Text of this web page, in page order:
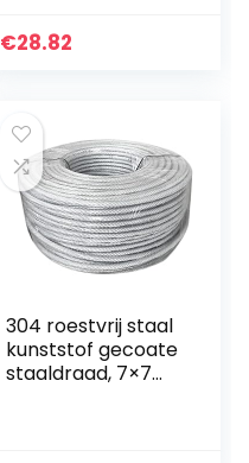
staaf, ronde stalen
€28.82
304 roestvrij staal
kunststof gecoate
staaldraad, 7×7